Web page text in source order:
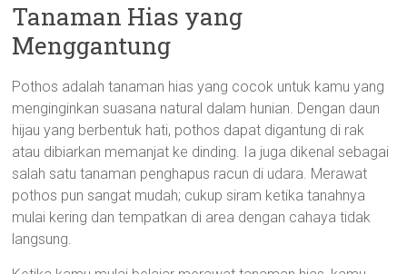
Tanaman Hias yang
Menggantung
Pothos adalah tanaman hias yang cocok untuk kamu yang
menginginkan suasana natural dalam hunian. Dengan daun
hijau yang berbentuk hati, pothos dapat digantung di rak
atau dibiarkan memanjat ke dinding. Ia juga dikenal sebagai
salah satu tanaman penghapus racun di udara. Merawat
pothos pun sangat mudah; cukup siram ketika tanahnya
mulai kering dan tempatkan di area dengan cahaya tidak
langsung.